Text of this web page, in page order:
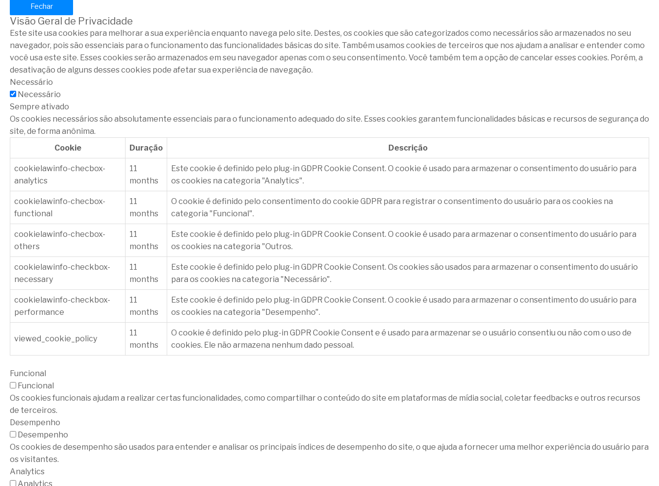
Fechar
Visão Geral de Privacidade
Este site usa cookies para melhorar a sua experiência enquanto navega pelo site. Destes, os cookies que são categorizados como necessários são armazenados no seu
navegador, pois são essenciais para o funcionamento das funcionalidades básicas do site. Também usamos cookies de terceiros que nos ajudam a analisar e entender como
você usa este site. Esses cookies serão armazenados em seu navegador apenas com o seu consentimento. Você também tem a opção de cancelar esses cookies. Porém, a
desativação de alguns desses cookies pode afetar sua experiência de navegação.
Necessário
Necessário
Sempre ativado
Os cookies necessários são absolutamente essenciais para o funcionamento adequado do site. Esses cookies garantem funcionalidades básicas e recursos de segurança do
site, de forma anônima.
Cookie
Duração Descrição
cookielawinfo-checbox-
analytics
11
months
Este cookie é definido pelo plug-in GDPR Cookie Consent. O cookie é usado para armazenar o consentimento do usuário para
os cookies na categoria "Analytics".
cookielawinfo-checbox-
functional
11
months
O cookie é definido pelo consentimento do cookie GDPR para registrar o consentimento do usuário para os cookies na
categoria "Funcional".
cookielawinfo-checbox-
others
11
months
Este cookie é definido pelo plug-in GDPR Cookie Consent. O cookie é usado para armazenar o consentimento do usuário para
os cookies na categoria "Outros.
cookielawinfo-checkbox-
necessary
11
months
Este cookie é definido pelo plug-in GDPR Cookie Consent. Os cookies são usados ​​para armazenar o consentimento do usuário
para os cookies na categoria "Necessário".
cookielawinfo-checkbox-
performance
11
months
Este cookie é definido pelo plug-in GDPR Cookie Consent. O cookie é usado para armazenar o consentimento do usuário para
os cookies na categoria "Desempenho".
viewed_cookie_policy
11
months
O cookie é definido pelo plug-in GDPR Cookie Consent e é usado para armazenar se o usuário consentiu ou não com o uso de
cookies. Ele não armazena nenhum dado pessoal.
Funcional
Funcional
Os cookies funcionais ajudam a realizar certas funcionalidades, como compartilhar o conteúdo do site em plataformas de mídia social, coletar feedbacks e outros recursos
de terceiros.
Desempenho
Desempenho
Os cookies de desempenho são usados ​​para entender e analisar os principais índices de desempenho do site, o que ajuda a fornecer uma melhor experiência do usuário para
os visitantes.
Analytics
Analytics